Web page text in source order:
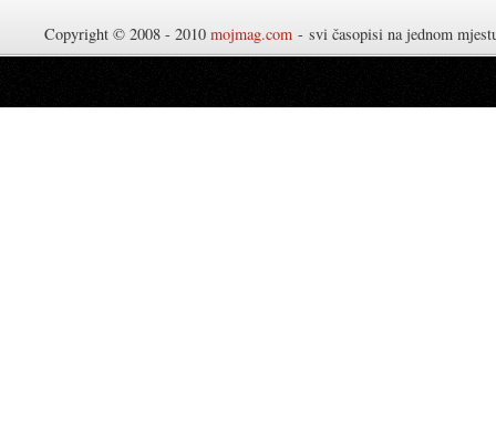
Copyright © 2008 - 2010 mojmag.com - svi časopisi na jednom